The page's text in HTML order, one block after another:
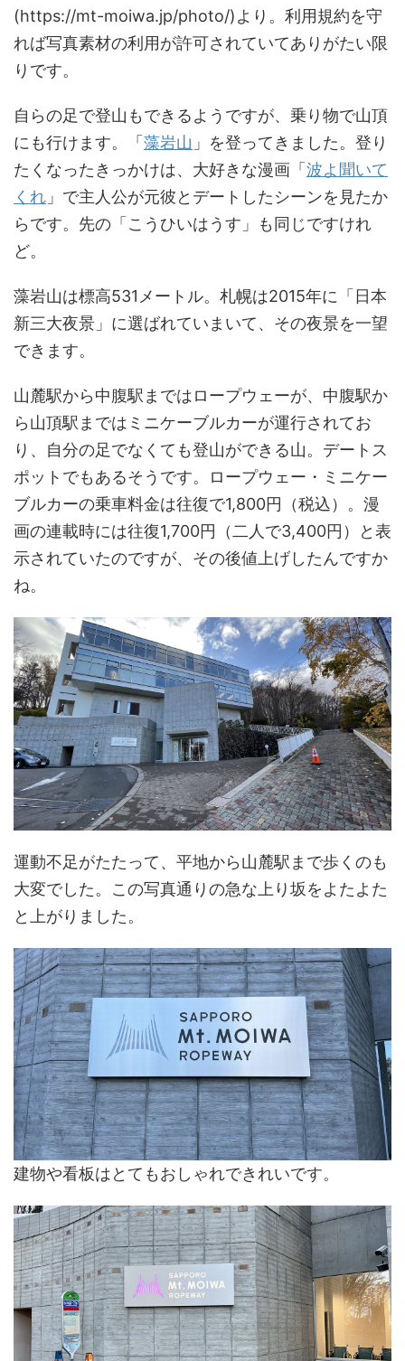
(https://mt-moiwa.jp/photo/)より。利用規約を守
れば写真素材の利用が許可されていてありがたい限
りです。
自らの足で登山もできるようですが、乗り物で山頂
にも行けます。「 藻岩山 」を登ってきました。登り
たくなったきっかけは、大好きな漫画「 波よ聞いて
くれ 」で主人公が元彼とデートしたシーンを見たか
らです。先の「こうひいはうす」も同じですけれ
ど。
藻岩山は標高531メートル。札幌は2015年に「日本
新三大夜景」に選ばれていまいて、その夜景を一望
できます。
山麓駅から中腹駅まではロープウェーが、中腹駅か
ら山頂駅まではミニケーブルカーが運行されてお
り、自分の足でなくても登山ができる山。デートス
ポットでもあるそうです。ロープウェー・ミニケー
ブルカーの乗車料金は往復で1,800円（税込）。漫
画の連載時には往復1,700円（二人で3,400円）と表
示されていたのですが、その後値上げしたんですか
ね。
運動不足がたたって、平地から山麓駅まで歩くのも
大変でした。この写真通りの急な上り坂をよたよた
と上がりました。
建物や看板はとてもおしゃれできれいです。